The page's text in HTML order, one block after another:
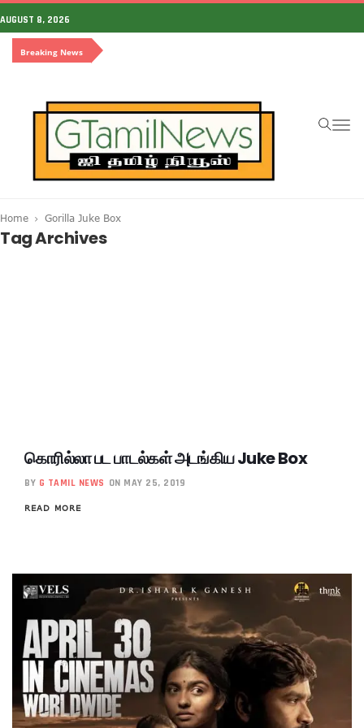
AUGUST 8, 2026
Breaking News
Home Gorilla Juke Box
Tag Archives
கொரில்லா பட பாடல்கள் அடங்கிய Juke Box
BY G TAMIL NEWS ON MAY 25, 2019
READ MORE